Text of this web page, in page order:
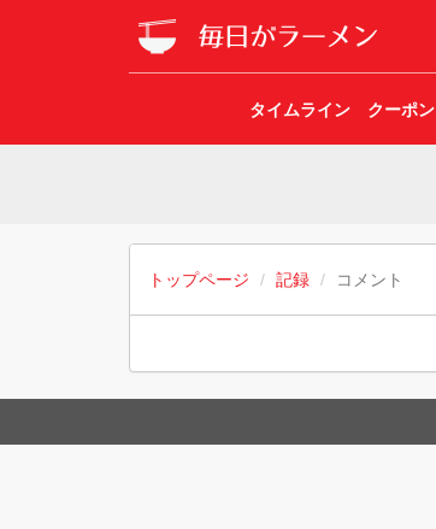
タイムライン クーポン
トップページ 記録 コメント